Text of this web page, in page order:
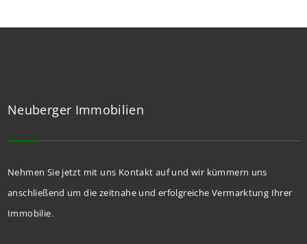
Neuberger Immobilien
Nehmen Sie jetzt mit uns Kontakt auf und wir kümmern uns
anschließend um die zeitnahe und erfolgreiche Vermarktung Ihrer
Immobilie.